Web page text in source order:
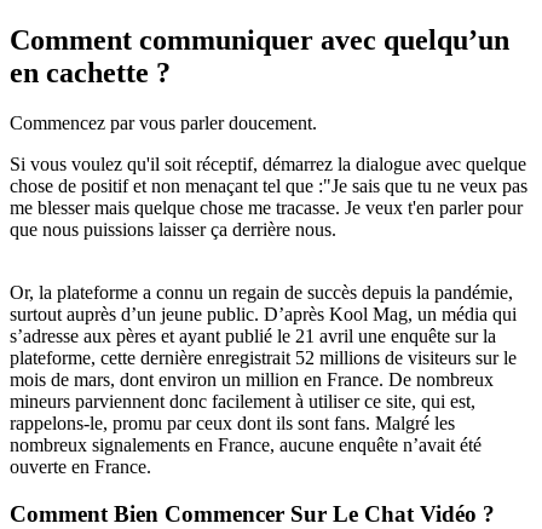
Comment communiquer avec quelqu’un
en cachette ?
Commencez par vous parler doucement.
Si vous voulez qu'il soit réceptif, démarrez la dialogue avec quelque
chose de positif et non menaçant tel que :"Je sais que tu ne veux pas
me blesser mais quelque chose me tracasse. Je veux t'en parler pour
que nous puissions laisser ça derrière nous.
Or, la plateforme a connu un regain de succès depuis la pandémie,
surtout auprès d’un jeune public. D’après Kool Mag, un média qui
s’adresse aux pères et ayant publié le 21 avril une enquête sur la
plateforme, cette dernière enregistrait 52 millions de visiteurs sur le
mois de mars, dont environ un million en France. De nombreux
mineurs parviennent donc facilement à utiliser ce site, qui est,
rappelons-le, promu par ceux dont ils sont fans. Malgré les
nombreux signalements en France, aucune enquête n’avait été
ouverte en France.
Comment Bien Commencer Sur Le Chat Vidéo ?